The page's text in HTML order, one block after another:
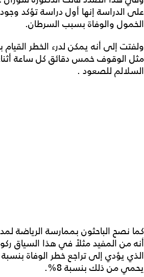
على الدراسة إنها أول دراسة تؤكد
الخمول والوفاة بسبب السرطان.
ولفتت إلى أنه يمكن لدرء الخطر
مثل الوقوف خمس دقائق كل ساعة
السلالم للصعود .
أنه من المفيد مثلاً في هذا السياق
يحمي من ذلك بنسبة 8%.